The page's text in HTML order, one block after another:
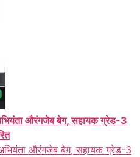
औरंगजेब बेग, सहायक ग्रेड-3
औरंगजेब बेग, सहायक ग्रेड-3